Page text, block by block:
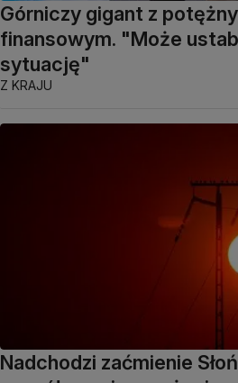
Górniczy gigant z
finansowym. "Może
sytuację"
Z KRAJU
Nadchodzi zaćmienie